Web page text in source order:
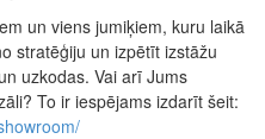
un viens jumiķiem, kuru laikā
stratēģiju un izpētīt izstāžu
uzkodas. Vai arī Jums
To ir iespējams izdarīt šeit: